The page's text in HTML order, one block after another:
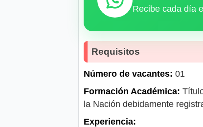
Recibe cada día
Requisitos
Número de vacantes: 01
Formación Académica:
la Nación debidamente
Experiencia: